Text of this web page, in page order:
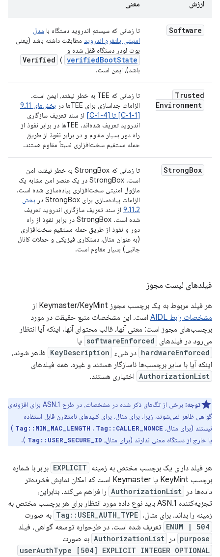
ارزش معنی
Software تا زمانی که سیستم اندروید دستگاه با مدل
امنیتی پلتفرم اندروید مطابقت داشته باشد (یعنی
بوت لودر دستگاه قفل شده و
verifiedBootState
)
Verified
باشد)، ایمن است.
Trusted
Environment
تا زمانی که TEE به خطر نیفتد، ایمن است.
الزامات جداسازی برای TEEها در
بخش‌های 9.11
[C-1-1] تا [C-1-4]
از سند تعریف سازگاری
اندروید تعریف شده‌اند. TEEها در برابر نفوذ از
راه دور بسیار مقاوم و در برابر نفوذ از طریق
حمله مستقیم سخت‌افزاری نسبتاً مقاوم هستند.
StrongBox
تا زمانی که StrongBox به خطر نیفتد، امن
است. StrongBox در یک عنصر امن مشابه یک
ماژول امنیتی سخت‌افزاری پیاده‌سازی شده است.
الزامات پیاده‌سازی برای StrongBox در
بخش
9.11.2 از سند تعریف سازگاری اندروید تعریف
شده است. StrongBox در برابر نفوذ از راه
دور و نفوذ از طریق حمله مستقیم سخت‌افزاری
(به عنوان مثال، دستکاری فیزیکی و حملات کانال
جانبی) بسیار مقاوم است.
فیلدهای لیست مجوز
هر فیلد مربوط به یک برچسب مجوز Keymaster/KeyMint از
مشخصات رابط AIDL
است. این مشخصات منبع حقیقت در مورد
برچسب‌های مجوز است: معنی آنها، قالب محتوای آنها، اینکه آیا انتظار
می‌رود در فیلدهای softwareEnforced یا
hardwareEnforced در شیء KeyDescription ظاهر شوند،
اینکه آیا با سایر برچسب‌ها ناسازگار هستند و غیره. همه فیلدهای
AuthorizationList اختیاری هستند.
توجه:
برخی از تگ‌های ذکر شده در مشخصات، در طرح ASN.1 برای افزونه‌ی
گواهی ظاهر نمی‌شوند، زیرا، برای مثال، برای کلیدهای نامتقارن قابل استفاده
نیستند (برای مثال،
Tag::MIN_MAC_LENGTH ، Tag::CALLER_NONCE
)
یا خارج از دستگاه معنی ندارند (برای مثال، Tag::USER_SECURE_ID
).
هر فیلد دارای یک برچسب مختص به زمینه EXPLICIT برابر با شماره
برچسب KeyMint یا Keymaster است که امکان نمایش فشرده‌تر
داده‌ها در
AuthorizationList را فراهم می‌کند. بنابراین،
تجزیه‌کننده ASN.1 باید نوع داده مورد انتظار برای هر برچسب مختص به
زمینه را بداند. برای مثال، Tag::USER_AUTH_TYPE به صورت
ENUM | 504 تعریف شده است. در طرحواره توسعه گواهی، فیلد
purpose در AuthorizationList به صورت
userAuthType [504] EXPLICIT INTEGER OPTIONAL